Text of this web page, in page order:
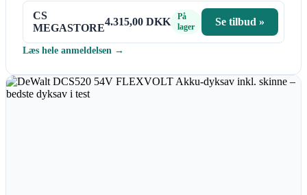
CS
MEGASTORE
4.315,00 DKK
På
lager
Se tilbud »
Læs hele anmeldelsen →